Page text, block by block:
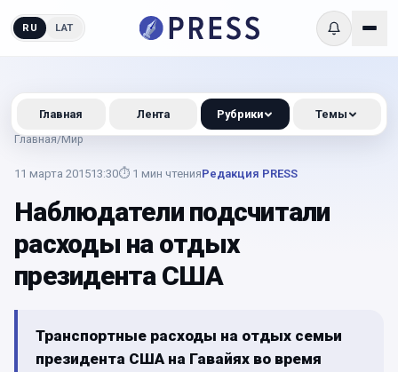
RU LAT
Главная/Мир
11 марта 201513:30⏱ 1 мин чтенияРедакция PRESS
Наблюдатели подсчитали
расходы на отдых
президента США
Транспортные расходы на отдых семьи
президента США на Гавайях во время
Главная Лента Рубрики Темы